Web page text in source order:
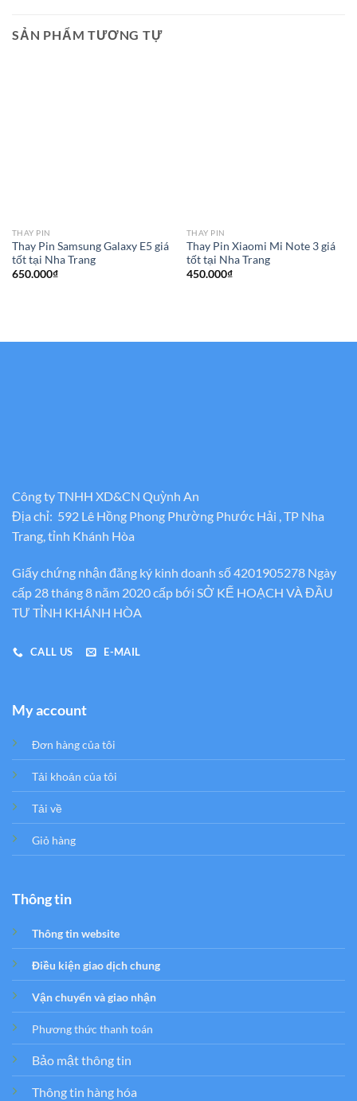
SẢN PHẨM TƯƠNG TỰ
THAY PIN
Thay Pin Samsung Galaxy E5 giá
tốt tại Nha Trang
650.000₫
THAY PIN
Thay Pin Xiaomi Mi Note 3 giá
tốt tại Nha Trang
450.000₫
Công ty TNHH XD&CN Quỳnh An
Địa chỉ: 592 Lê Hồng Phong Phường Phước Hải , TP Nha
Trang, tỉnh Khánh Hòa
Giấy chứng nhận đăng ký kinh doanh số 4201905278 Ngày
cấp 28 tháng 8 năm 2020 cấp bới SỞ KẾ HOẠCH VÀ ĐẦU
TƯ TỈNH KHÁNH HÒA
CALL US E-MAIL
My account
Đơn hàng của tôi
Tải khoản của tôi
Tải về
Giỏ hàng
Thông tin
Thông tin website
Điều kiện giao dịch chung
Vận chuyển và giao nhận
Phương thức thanh toán
Bảo mật thông tin
Thông tin hàng hóa